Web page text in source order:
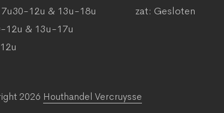
12u & 13u-18u
12u & 13u-17u
zat: Gesloten
2026 Houthandel Vercruysse